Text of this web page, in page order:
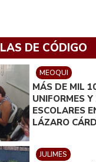
LAS DE CÓDIGO
MEOQUI
MÁS DE MIL
UNIFORMES
ESCOLARES
LÁZARO
JULIMES